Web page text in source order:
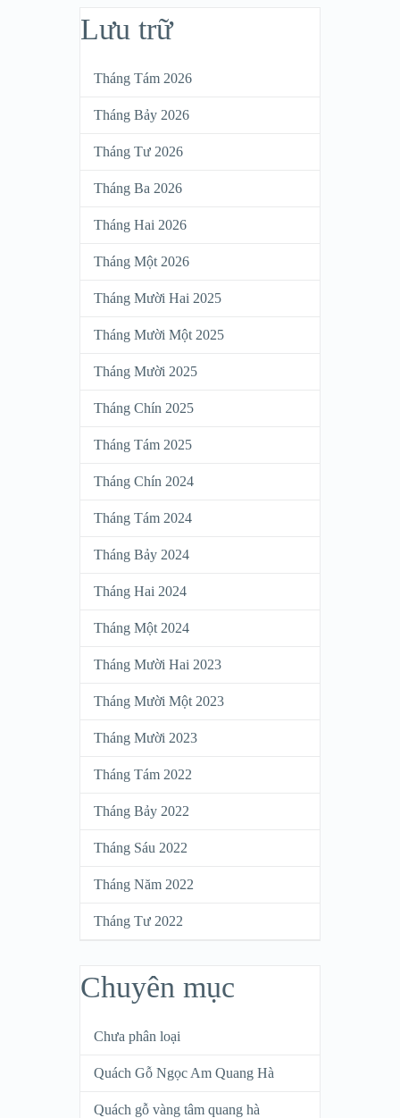
Lưu trữ
Tháng Tám 2026
Tháng Bảy 2026
Tháng Tư 2026
Tháng Ba 2026
Tháng Hai 2026
Tháng Một 2026
Tháng Mười Hai 2025
Tháng Mười Một 2025
Tháng Mười 2025
Tháng Chín 2025
Tháng Tám 2025
Tháng Chín 2024
Tháng Tám 2024
Tháng Bảy 2024
Tháng Hai 2024
Tháng Một 2024
Tháng Mười Hai 2023
Tháng Mười Một 2023
Tháng Mười 2023
Tháng Tám 2022
Tháng Bảy 2022
Tháng Sáu 2022
Tháng Năm 2022
Tháng Tư 2022
Chuyên mục
Chưa phân loại
Quách Gỗ Ngọc Am Quang Hà
Quách gỗ vàng tâm quang hà